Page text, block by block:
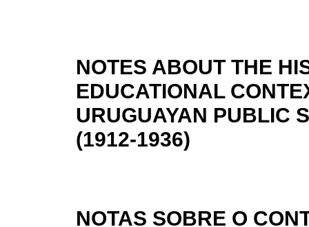
NOTES ABOUT THE
EDUCATIONAL
URUGUAYAN PUBLIC
(1912-1936)
NOTAS SOBRE O